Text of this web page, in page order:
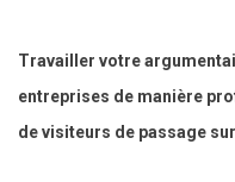
Travailler votre
entreprises de manière
de visiteurs de passage